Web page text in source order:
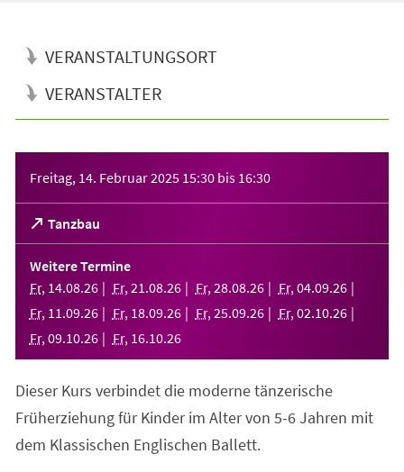
VERANSTALTUNGSORT
VERANSTALTER
Freitag, 14. Februar 2025 15:30 bis 16:30
Tanzbau
(Öffnet
in
einem
neuen
Tab)
Weitere Termine
Fr, 14.08.26 Fr, 21 .08.26 Fr, 28.08.26 Fr, 04.09.26
Fr, 11 .09.26 Fr, 18.09.26 Fr, 25.09.26 Fr, 02.10.26
Fr, 09.10.26 Fr, 16.10.26
Dieser Kurs verbindet die moderne tänzerische
Früherziehung für Kinder im Alter von 5-6 Jahren mit
dem Klassischen Englischen Ballett.